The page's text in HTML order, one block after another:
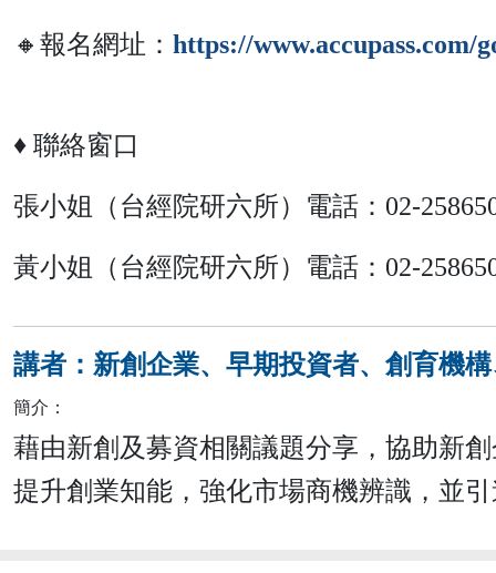
🔸報名網址： https://www.accupass.com/
♦ 聯絡窗口
張小姐（台經院研六所）電話：02-
黃小姐（台經院研六所）電話：02-
講者：新創企業、早期投資者、創育機
簡介：
藉由新創及募資相關議題分享，協助新
提升創業知能，強化市場商機辨識，並